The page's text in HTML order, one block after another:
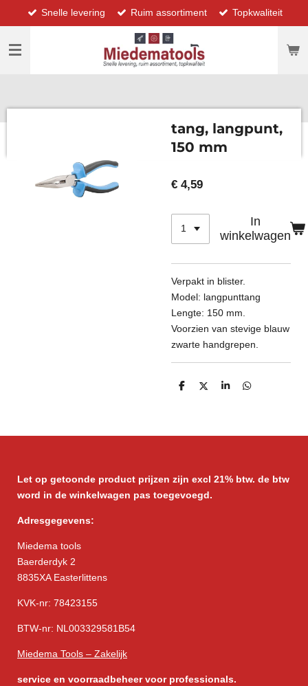
direct
naar
hoofdinhoud
Snelle levering Ruim assortiment Topkwaliteit
tang, langpunt,
150 mm
€ 4,59
In
winkelwagen
Verpakt in blister.
Model: langpunttang
Lengte: 150 mm.
Voorzien van stevige blauw
zwarte handgrepen.
D
D
S
D
Let op getoonde product prijzen zijn excl 21% btw. de btw
word in de winkelwagen pas toegevoegd.
Adresgegevens:
Miedema tools
Baerderdyk 2
8835XA Easterlittens
KVK-nr: 78423155
BTW-nr: NL003329581B54
Miedema Tools – Zakelijk
service en voorraadbeheer voor professionals.